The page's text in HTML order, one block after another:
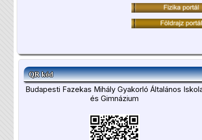
QR kód
Budapesti Fazekas Mihály Gyakorló Általános
és Gimnázium